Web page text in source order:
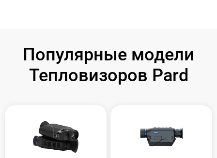
Популярные модели
Тепловизоров Pard